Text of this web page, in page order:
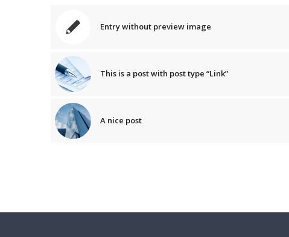
Entry without preview image
This is a post with post type “Link”
A nice post